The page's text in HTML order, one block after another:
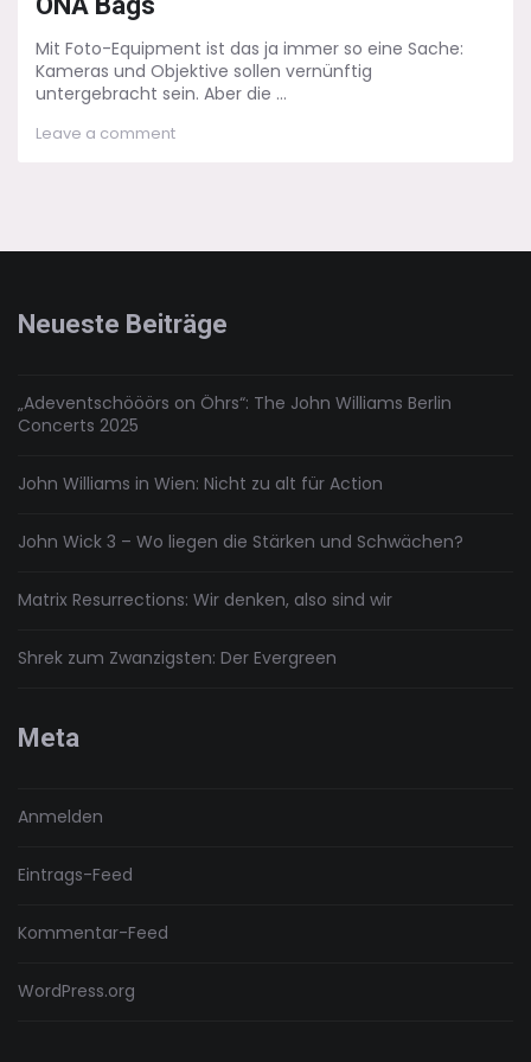
Mit Foto-Equipment ist das ja immer so eine Sache:
Kameras und Objektive sollen vernünftig
untergebracht sein. Aber die ...
Leave a commenton
Neueste Beiträge
„Adeventschööörs on Öhrs“: The John Williams Berlin
Concerts 2025
John Williams in Wien: Nicht zu alt für Action
John Wick 3 – Wo liegen die Stärken und Schwächen?
Matrix Resurrections: Wir denken, also sind wir
Shrek zum Zwanzigsten: Der Evergreen
Meta
Anmelden
Eintrags-Feed
Kommentar-Feed
WordPress.org